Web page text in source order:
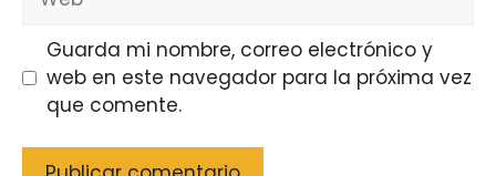
Guarda mi nombre, correo electrónico y
web en este navegador para la próxima vez
que comente.